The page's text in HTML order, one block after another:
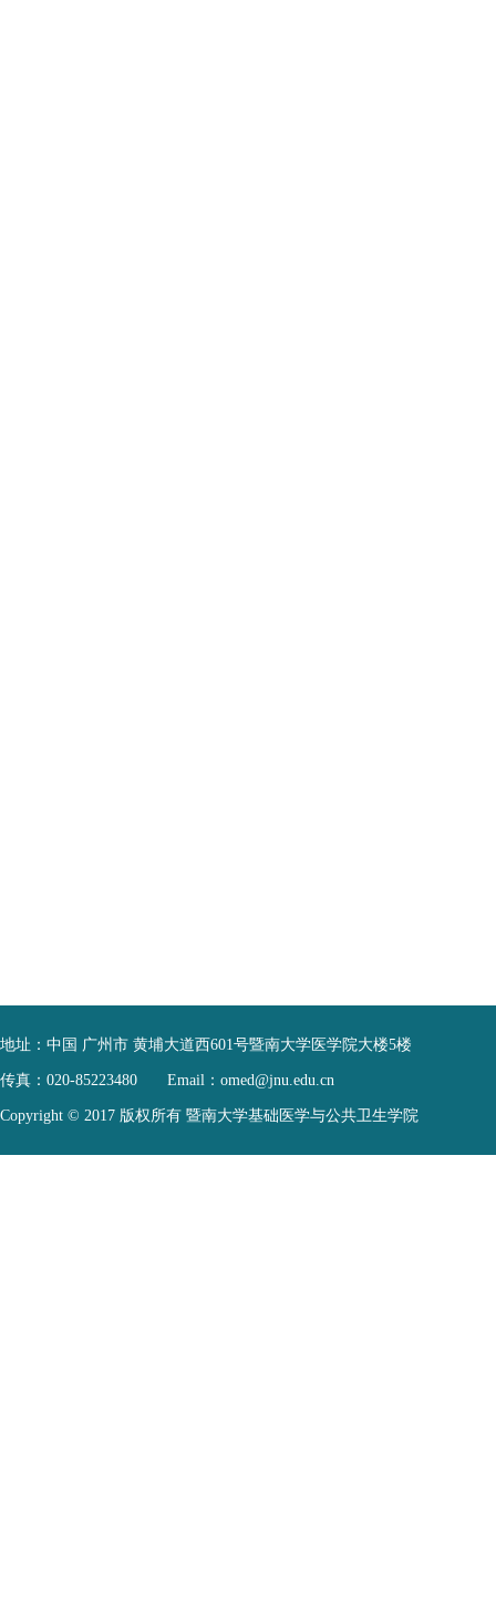
地址： 中国 广州市 黄埔大道西601号暨南大学医学院大楼5楼
传真： 020-85223480 Email： omed@jnu.edu.cn
Copyright © 2017 版权所有 暨南大学基础医学与公共卫生学院